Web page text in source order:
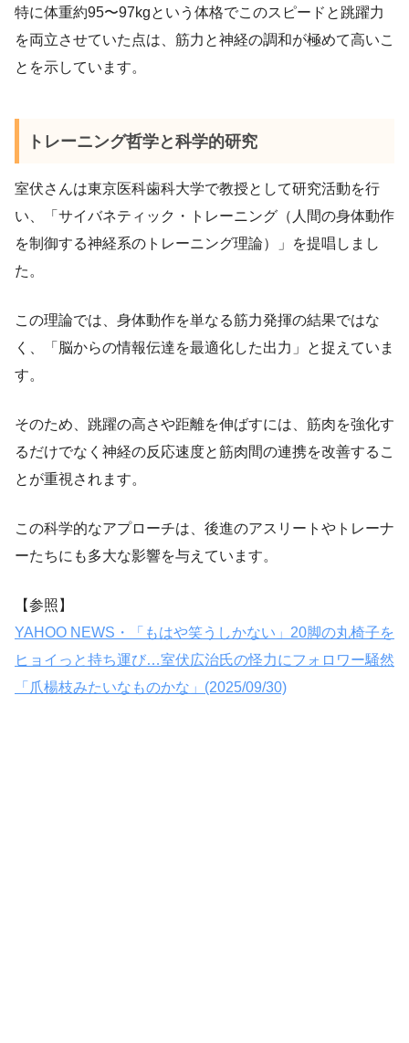
特に体重約95〜97kgという体格でこのスピードと跳躍力
を両立させていた点は、筋力と神経の調和が極めて高いこ
とを示しています。
トレーニング哲学と科学的研究
室伏さんは東京医科歯科大学で教授として研究活動を行
い、「サイバネティック・トレーニング（人間の身体動作
を制御する神経系のトレーニング理論）」を提唱しまし
た。
この理論では、身体動作を単なる筋力発揮の結果ではな
く、「脳からの情報伝達を最適化した出力」と捉えていま
す。
そのため、跳躍の高さや距離を伸ばすには、筋肉を強化す
るだけでなく神経の反応速度と筋肉間の連携を改善するこ
とが重視されます。
この科学的なアプローチは、後進のアスリートやトレーナ
ーたちにも多大な影響を与えています。
【参照】
YAHOO NEWS・「もはや笑うしかない」20脚の丸椅子を
ヒョイっと持ち運び…室伏広治氏の怪力にフォロワー騒然
「爪楊枝みたいなものかな」(2025/09/30)